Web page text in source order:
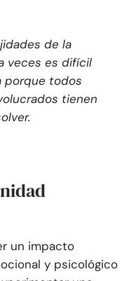
de la
veces es difícil
porque todos
tienen
un impacto
y psicológico